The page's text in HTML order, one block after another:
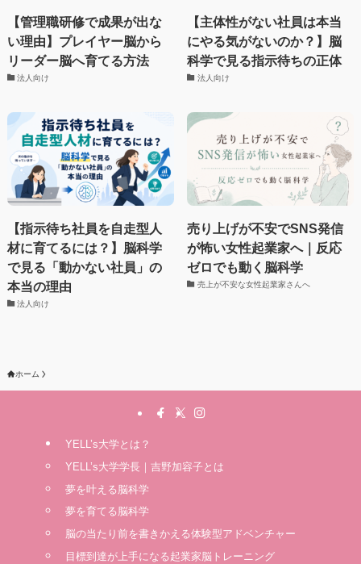
【管理職研修で成果が出な
い理由】プレイヤー脳から
リーダー脳へ育てる方法
法人向け
【主体性がない社員は本当
にやる気がないのか？】脳
科学で見る指示待ちの正体
法人向け
【指示待ち社員を自走型人
材に育てるには？】脳科学
で見る「動かない社員」の
本当の理由
法人向け
売り上げが不安でSNS発信
が怖い女性起業家へ｜反応
ゼロでも動く脳科学
売上が不安な女性起業家さんへ
ホーム
YELL’s大学とは？
YELL’s大学学長｜吉野加容子とは
夢を叶える脳科学
夢を育てる脳科学
脳の当たり前を書きかえる体験型アドベンチャー
⽬標到達が上⼿になる起業家脳トレーニング